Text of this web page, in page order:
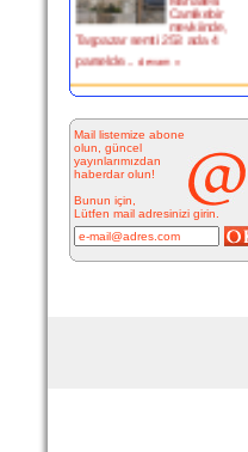
mevkiinde,
Taşpazar semti 253 ada 4
parselde... devam »
Kitabesiz Çeşmeler 4-
ÇEŞME
Resimde
görülen çeşme
İnkilap Caddesi
üzerinde yer
alan çarşı
bitiminde...
devam »
Mail listemize abone
olun, güncel
yayınlarımızdan
haberdar olun!
Bunun için,
Lütfen mail adresinizi girin.